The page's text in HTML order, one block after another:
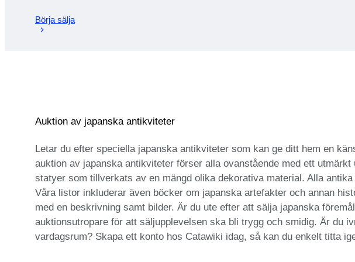
Börja sälja
Auktion av japanska antikviteter
Letar du efter speciella japanska antikviteter som kan ge ditt hem en
auktion av japanska antikviteter förser alla ovanstående med ett
statyer som tillverkats av en mängd olika dekorativa material. Alla
Våra listor inkluderar även böcker om japanska artefakter och annan
med en beskrivning samt bilder. Är du ute efter att sälja japanska
auktionsutropare för att säljupplevelsen ska bli trygg och smidig. Är du
vardagsrum? Skapa ett konto hos Catawiki idag, så kan du enkelt titta